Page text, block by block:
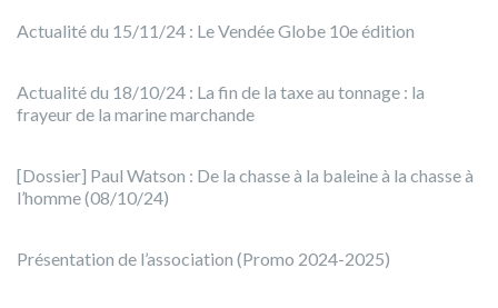
Actualité du 15/11/24 : Le Vendée Globe 10e édition
Actualité du 18/10/24 : La fin de la taxe au tonnage : la
frayeur de la marine marchande
[Dossier] Paul Watson : De la chasse à la baleine à la chasse à
l’homme (08/10/24)
Présentation de l’association (Promo 2024-2025)